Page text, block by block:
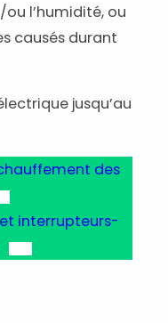
l’humidité, ou
causés durant
jusqu’au
des
interrupteurs-